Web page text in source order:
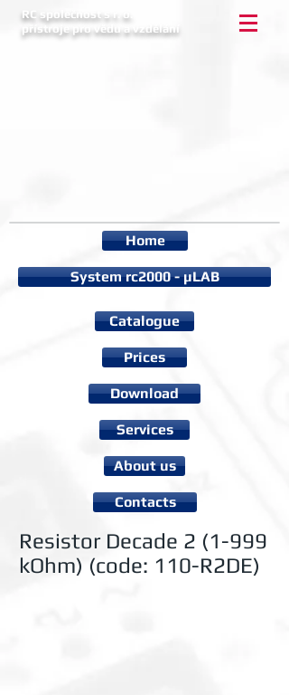
RC společnost s r. o.
přístroje pro vědu a vzdělání
Resistor Decade 2 (1-999
kOhm) (code: 110-R2DE)
Contacts
About us
Services
Download
Prices
Catalogue
System rc2000 - µLAB
Home